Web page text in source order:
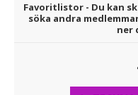
Favoritlistor - Du kan
söka andra
ner